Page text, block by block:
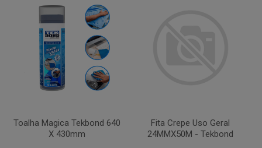
Toalha Magica Tekbond 640
X 430mm
Fita Crepe Uso Geral
24MMX50M - Tekbond